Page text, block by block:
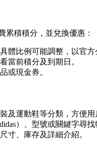
累積積分，並兌換優惠：
體比例可能調整，以官方
當前積分及到期日。
或現金券。
及運動鞋等分類，方便用
）、型號或關鍵字尋找
寸、庫存及詳細介紹。